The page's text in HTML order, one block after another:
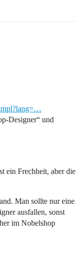
Designer“ und
ein Frechheit, aber die
Man sollte nur eine
ausfallen, sonst
im Nobelshop